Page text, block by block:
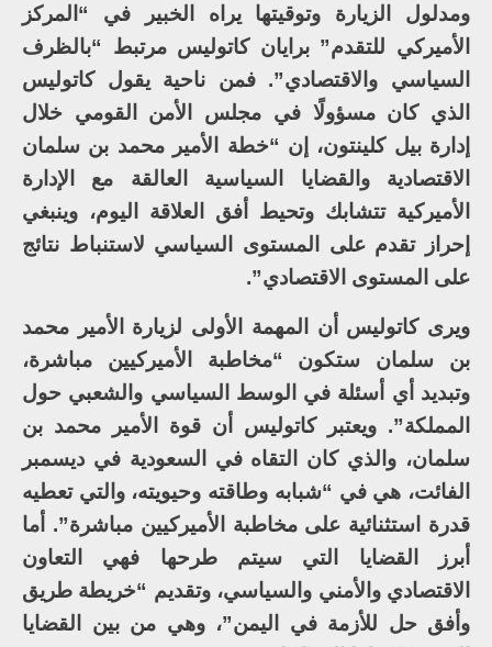
ومدلول الزيارة وتوقيتها يراه الخبير في “المركز
الأميركي للتقدم” برايان كاتوليس مرتبط “بالظرف
السياسي والاقتصادي”. فمن ناحية يقول كاتوليس
الذي كان مسؤولًا في مجلس الأمن القومي خلال
إدارة بيل كلينتون، إن “خطة الأمير محمد بن سلمان
الاقتصادية والقضايا السياسية العالقة مع الإدارة
الأميركية تتشابك وتحيط أفق العلاقة اليوم، وينبغي
إحراز تقدم على المستوى السياسي لاستنباط نتائج
على المستوى الاقتصادي”.
ويرى كاتوليس أن المهمة الأولى لزيارة الأمير محمد
بن سلمان ستكون “مخاطبة الأميركيين مباشرة،
وتبديد أي أسئلة في الوسط السياسي والشعبي حول
المملكة”. ويعتبر كاتوليس أن قوة الأمير محمد بن
سلمان، والذي كان التقاه في السعودية في ديسمبر
الفائت، هي في “شبابه وطاقته وحيويته، والتي تعطيه
قدرة استثنائية على مخاطبة الأميركيين مباشرة”. أما
أبرز القضايا التي سيتم طرحها فهي التعاون
الاقتصادي والأمني والسياسي، وتقديم “خريطة طريق
وأفق حل للأزمة في اليمن”، وهي من بين القضايا